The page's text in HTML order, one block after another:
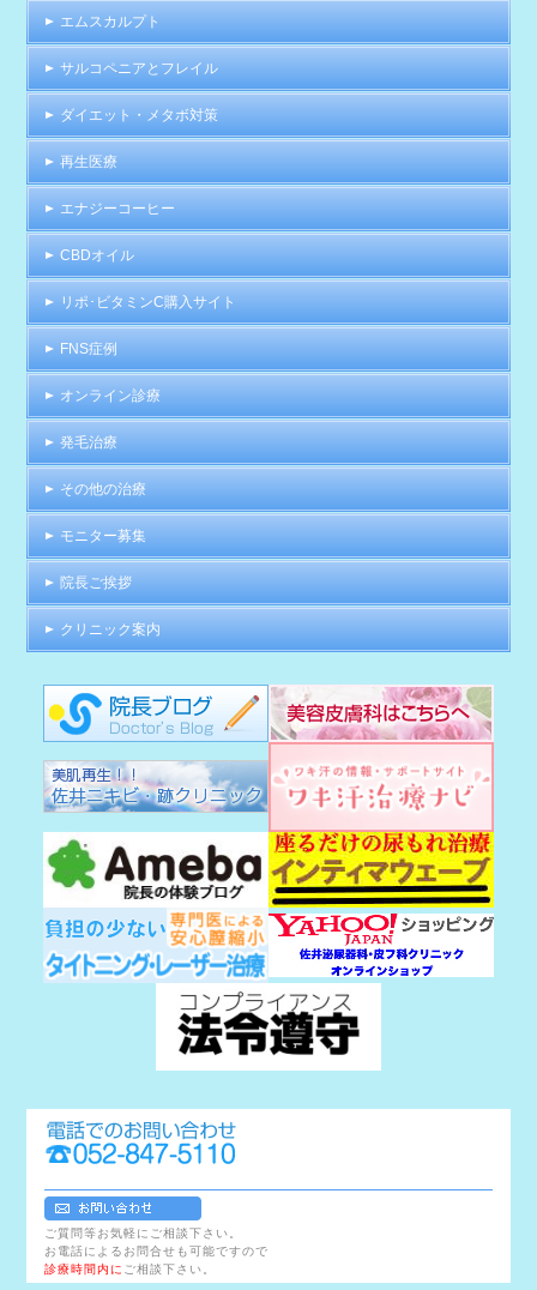
エムスカルプト
サルコペニアとフレイル
ダイエット・メタボ対策
再生医療
エナジーコーヒー
CBDオイル
リポ･ビタミンC購入サイト
FNS症例
オンライン診療
発毛治療
その他の治療
モニター募集
院長ご挨拶
クリニック案内
ご質問等お気軽にご相談下さい。
お電話によるお問合せも可能ですので
診療時間内に ご相談下さい。